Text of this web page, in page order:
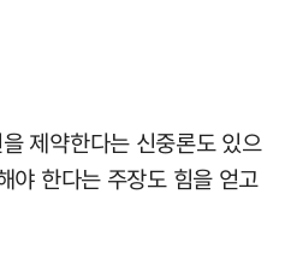
제약한다는 신중론도 있으
야 한다는 주장도 힘을 얻고